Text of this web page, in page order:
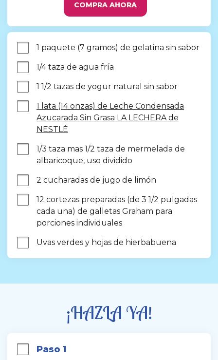
COMPRA AHORA
1 paquete (7 gramos) de gelatina sin sabor
1/4 taza de agua fría
1 1/2 tazas de yogur natural sin sabor
1 lata (14 onzas) de Leche Condensada
Azucarada Sin Grasa LA LECHERA de
NESTLÉ
1/3 taza mas 1/2 taza de mermelada de
albaricoque, uso dividido
2 cucharadas de jugo de limón
12 cortezas preparadas (de 3 1/2 pulgadas
cada una) de galletas Graham para
porciones individuales
Uvas verdes y hojas de hierbabuena
¡HAZLA YA!
Paso 1